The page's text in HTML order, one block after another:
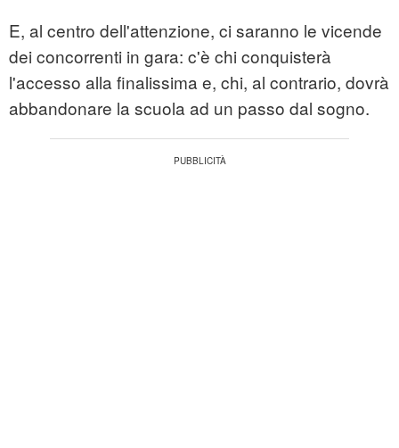
E, al centro dell'attenzione, ci saranno le vicende
dei concorrenti in gara: c'è chi conquisterà
l'accesso alla finalissima e, chi, al contrario, dovrà
abbandonare la scuola ad un passo dal sogno.